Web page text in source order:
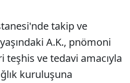
takip ve
A.K., pnömoni
teşhis ve tedavi amacıyla
kuruluşuna